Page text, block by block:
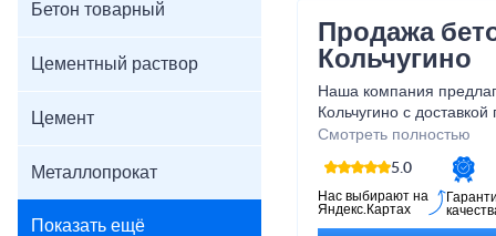
Бетон товарный
Цементный раствор
Цемент
Металлопрокат
Показать ещё
Продажа
Кольчугино
Наша компания
Кольчугино с
широко используют в
строительстве,
жилых и общественных
подвергаются большим
Смотреть полностью
5.0
Нас выбирают на
Яндекс.Картах